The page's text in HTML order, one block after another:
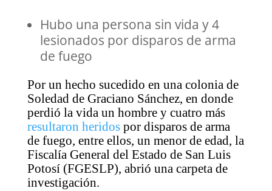
Hubo una persona sin vida y 4
lesionados por disparos de arma
de fuego
Por un hecho sucedido en una colonia de
Soledad de Graciano Sánchez, en donde
perdió la vida un hombre y cuatro más
resultaron heridospor disparos de arma
de fuego, entre ellos, un menor de edad, la
Fiscalía General del Estado de San Luis
Potosí (FGESLP), abrió una carpeta de
investigación.